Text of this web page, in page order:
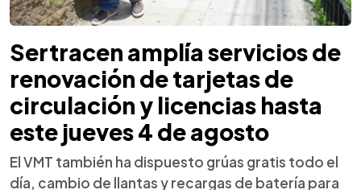
Sertracen amplía servicios de
renovación de tarjetas de
circulación y licencias hasta
este jueves 4 de agosto
El VMT también ha dispuesto grúas gratis todo el
día, cambio de llantas y recargas de batería para